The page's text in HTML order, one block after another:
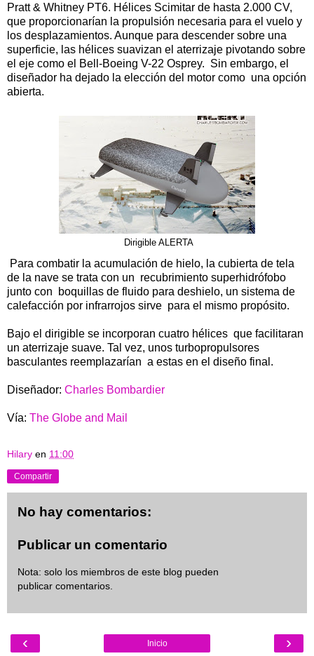
Pratt & Whitney PT6. Hélices Scimitar de hasta 2.000 CV,
que proporcionarían la propulsión necesaria para el vuelo y
los desplazamientos. Aunque para descender sobre una
superficie, las hélices suavizan el aterrizaje pivotando sobre
el eje como el Bell-Boeing V-22 Osprey. Sin embargo, el
diseñador ha dejado la elección del motor como una opción
abierta.
Dirigible ALERTA
Para combatir la acumulación de hielo, la cubierta de tela
de la nave se trata con un recubrimiento superhidrófobo
junto con boquillas de fluido para deshielo, un sistema de
calefacción por infrarrojos sirve para el mismo propósito.
Bajo el dirigible se incorporan cuatro hélices que facilitaran
un aterrizaje suave. Tal vez, unos turbopropulsores
basculantes reemplazarían a estas en el diseño final.
Diseñador: Charles Bombardier
Vía: The Globe and Mail
Hilary en 11:00
Compartir
No hay comentarios:
Publicar un comentario
Nota: solo los miembros de este blog pueden
publicar comentarios.
‹ ›
Inicio